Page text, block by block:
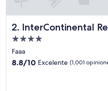
2. InterContinental
InterContinental Resort
Propiedad
de
4.0
estrellas
Faaa
8.8
8.8/10 Excelente (1,001